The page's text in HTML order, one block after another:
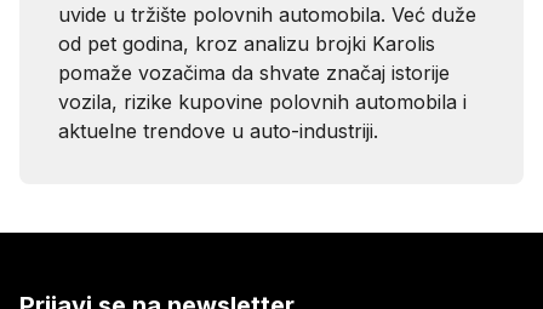
uvide u tržište polovnih automobila. Već duže
od pet godina, kroz analizu brojki Karolis
pomaže vozačima da shvate značaj istorije
vozila, rizike kupovine polovnih automobila i
aktuelne trendove u auto-industriji.